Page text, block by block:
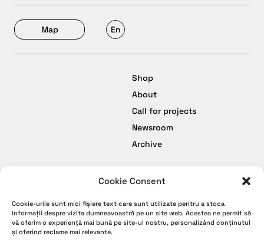
Cookie Consent
Cookie-urile sunt mici fișiere text care sunt utilizate pentru a stoca
informații despre vizita dumneavoastră pe un site web. Acestea ne permit să
vă oferim o experiență mai bună pe site-ul nostru, personalizând conținutul
și oferind reclame mai relevante.
Shop
About
Call for projects
Newsroom
Archive
Map En
Politică de Confidențialitate
Politică de Cookies
instagram
youtube